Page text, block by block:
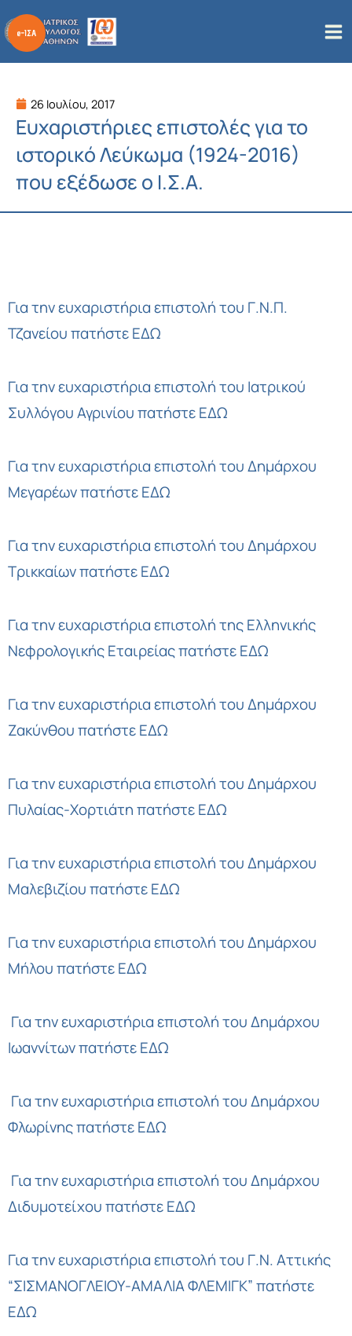
στο
περιεχόμενο
26 Ιουλίου, 2017
Ευχαριστήριες επιστολές για το
ιστορικό Λεύκωμα (1924-2016)
που εξέδωσε ο Ι.Σ.Α.
Για την ευχαριστήρια επιστολή του Γ.Ν.Π.
Τζανείουπατήστε ΕΔΩ
Για την ευχαριστήρια επιστολή του Ιατρικού
Συλλόγου Αγρινίουπατήστε ΕΔΩ
Για την ευχαριστήρια επιστολή του Δημάρχου
Μεγαρέωνπατήστε ΕΔΩ
Για την ευχαριστήρια επιστολή του Δημάρχου
Τρικκαίωνπατήστε ΕΔΩ
Για την ευχαριστήρια επιστολή της Ελληνικής
Νεφρολογικής Εταιρείαςπατήστε ΕΔΩ
Για την ευχαριστήρια επιστολή του Δημάρχου
Ζακύνθουπατήστε ΕΔΩ
Για την ευχαριστήρια επιστολή του Δημάρχου
Πυλαίας-Χορτιάτηπατήστε ΕΔΩ
Για την ευχαριστήρια επιστολή του Δημάρχου
Μαλεβιζίουπατήστε ΕΔΩ
Για την ευχαριστήρια επιστολή του Δημάρχου
Μήλουπατήστε ΕΔΩ
Για την ευχαριστήρια επιστολή του Δημάρχου
Ιωαννίτωνπατήστε ΕΔΩ
Για την ευχαριστήρια επιστολή του Δημάρχου
Φλωρίνηςπατήστε ΕΔΩ
Για την ευχαριστήρια επιστολή του Δημάρχου
Διδυμοτείχουπατήστε ΕΔΩ
Για την ευχαριστήρια επιστολή του Γ.Ν. Αττικής
“ΣΙΣΜΑΝΟΓΛΕΙΟΥ-ΑΜΑΛΙΑ ΦΛΕΜΙΓΚ”πατήστε
ΕΔΩ